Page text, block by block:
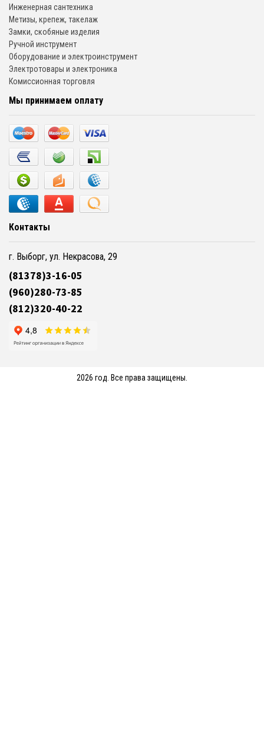
Инженерная сантехника
Метизы, крепеж, такелаж
Замки, скобяные изделия
Ручной инструмент
Оборудование и электроинструмент
Электротовары и электроника
Комиссионная торговля
Мы принимаем оплату
Контакты
г. Выборг, ул. Некрасова, 29
(81378)3-16-05
(960)280-73-85
(812)320-40-22
2026 год. Все права защищены.